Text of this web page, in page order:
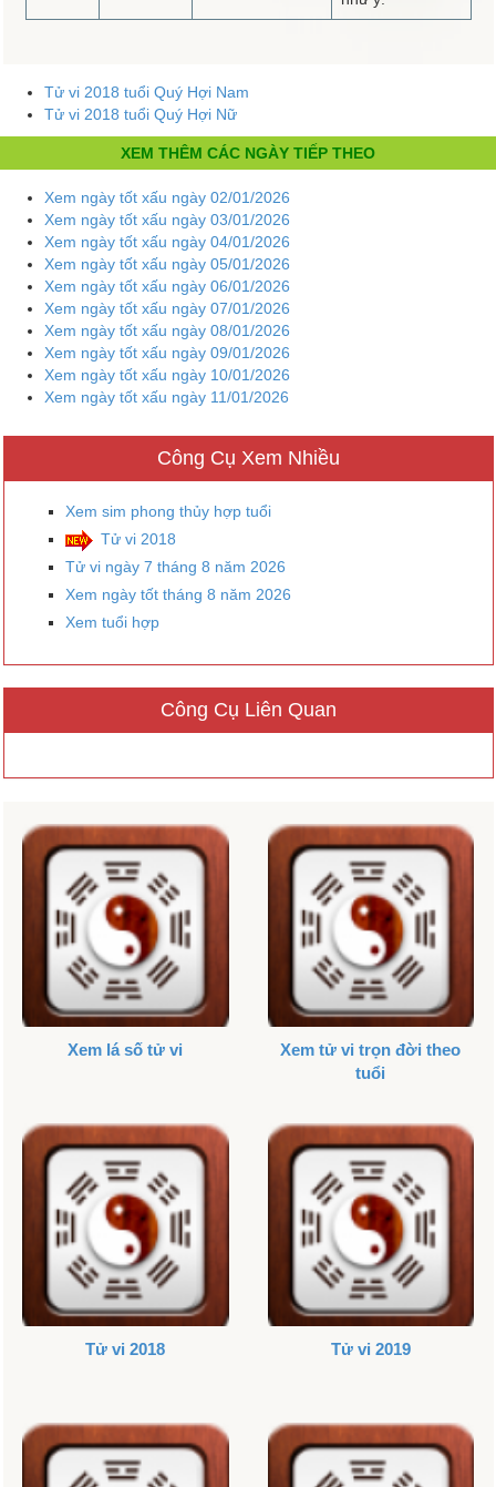
Tử vi 2018 tuổi Quý Hợi Nam
Tử vi 2018 tuổi Quý Hợi Nữ
XEM THÊM CÁC NGÀY TIẾP THEO
Xem ngày tốt xấu ngày 02/01/2026
Xem ngày tốt xấu ngày 03/01/2026
Xem ngày tốt xấu ngày 04/01/2026
Xem ngày tốt xấu ngày 05/01/2026
Xem ngày tốt xấu ngày 06/01/2026
Xem ngày tốt xấu ngày 07/01/2026
Xem ngày tốt xấu ngày 08/01/2026
Xem ngày tốt xấu ngày 09/01/2026
Xem ngày tốt xấu ngày 10/01/2026
Xem ngày tốt xấu ngày 11/01/2026
Công Cụ Xem Nhiều
Xem sim phong thủy hợp tuổi
Tử vi 2018
Tử vi ngày 7 tháng 8 năm 2026
Xem ngày tốt tháng 8 năm 2026
Xem tuổi hợp
Công Cụ Liên Quan
Xem lá số tử vi
Xem tử vi trọn đời theo
tuổi
Tử vi 2018 Tử vi 2019